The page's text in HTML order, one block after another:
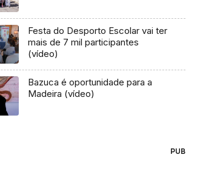
Festa do Desporto Escolar vai ter
mais de 7 mil participantes
(vídeo)
Bazuca é oportunidade para a
Madeira (vídeo)
PUB